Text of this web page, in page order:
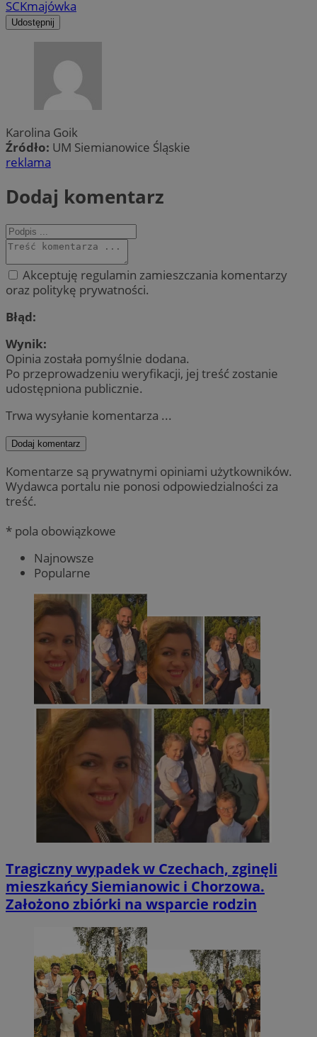
SCKmajówka
Udostępnij
Karolina Goik
Źródło: UM Siemianowice Śląskie
reklama
Dodaj komentarz
Akceptuję regulamin zamieszczania komentarzy
oraz politykę prywatności.
Błąd:
Wynik:
Opinia została pomyślnie dodana.
Po przeprowadzeniu weryfikacji, jej treść zostanie
udostępniona publicznie.
Trwa wysyłanie komentarza ...
Dodaj komentarz
Komentarze są prywatnymi opiniami użytkowników.
Wydawca portalu nie ponosi odpowiedzialności za
treść.
* pola obowiązkowe
Najnowsze
Popularne
Tragiczny wypadek w Czechach, zginęli
mieszkańcy Siemianowic i Chorzowa.
Założono zbiórki na wsparcie rodzin